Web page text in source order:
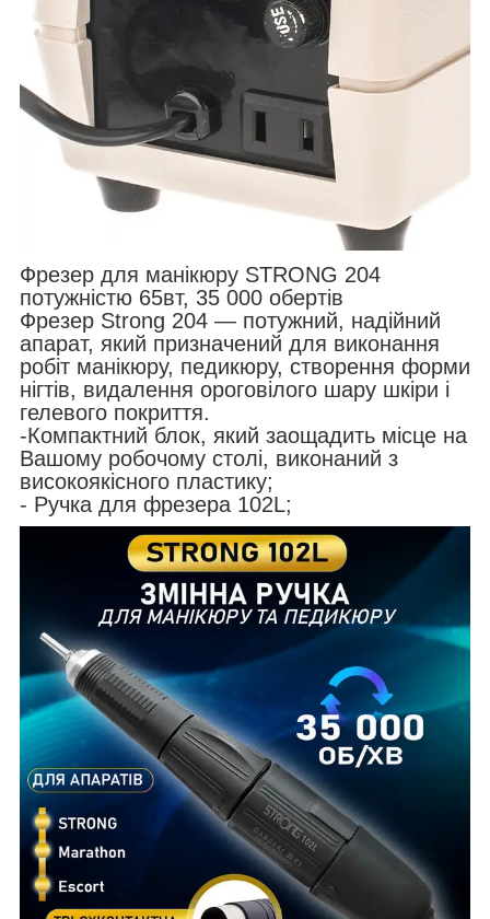
Фрезер для манікюру STRONG 204
потужністю 65вт, 35 000 обертів
Фрезер Strong 204 — потужний, надійний
апарат, який призначений для виконання
робіт манікюру, педикюру, створення форми
нігтів, видалення ороговілого шару шкіри і
гелевого покриття.
-Компактний блок, який заощадить місце на
Вашому робочому столі, виконаний з
високоякісного пластику;
- Ручка для фрезера 102L;